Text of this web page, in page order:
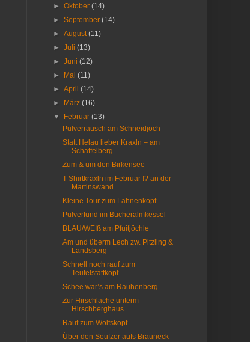
►Oktober(14)
►September(14)
►August(11)
►Juli(13)
►Juni(12)
►
Mai(11)
►April(14)
►
März(16)
▼
Februar(13)
Pulverrausch am Schneidjoch
Statt Helau lieber Kraxln – am
Schaffelberg
Zum & um den Birkensee
T-Shirtkraxln im Februar !? an der
Martinswand
Kleine Tour zum Lahnenkopf
Pulverfund im Bucheralmkessel
BLAU/WEIß am Pfuitjöchle
Am und überm Lech zw. Pitzling &
Landsberg
Schnell noch rauf zum
Teufelstättkopf
Schee war’s am Rauhenberg
Zur Hirschlache unterm
Hirschberghaus
Rauf zum Wolfskopf
Über den Seufzer aufs Brauneck